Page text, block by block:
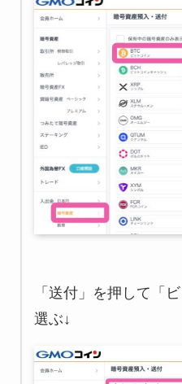
「送付」を押して「
選ぶ↓